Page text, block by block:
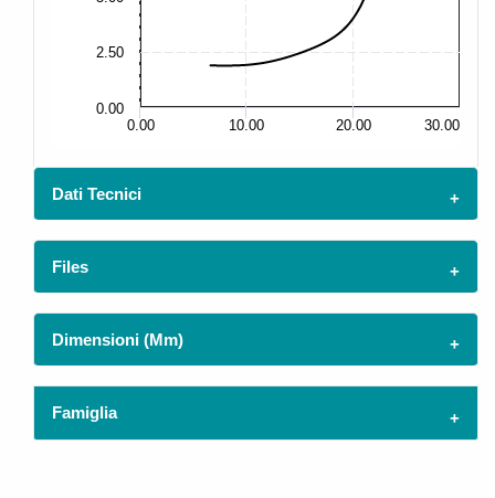
0.00 10.00 20.00 30.00
0.00
2.50
Dati Tecnici
Files
Dimensioni (mm)
Famiglia